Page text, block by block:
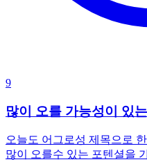
9
많이 오를 가능성이 있
오늘도 어그로성 제목으로
많이 오를수 있는 포텐셜을